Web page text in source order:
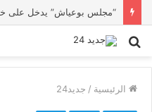
بحث
الرئيسية / جديد24